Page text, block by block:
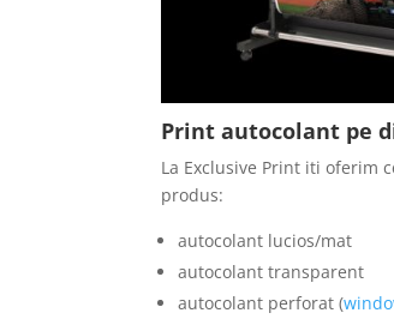
Print autocolant pe
La Exclusive Print iti oferim
produs:
autocolant lucios/mat
autocolant transparent
autocolant perforat (